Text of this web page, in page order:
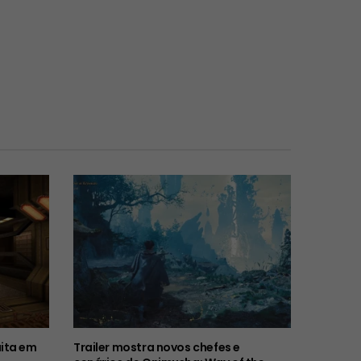
em
Trailer mostra novos chefes e